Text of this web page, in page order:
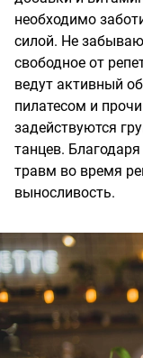
необходимо
силой. Не
свободное от
ведут активный
пилатесом и
задействуются
танцев.
травм во время
выносливость.